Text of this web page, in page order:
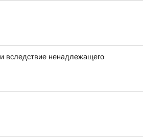
вследствие ненадлежащего